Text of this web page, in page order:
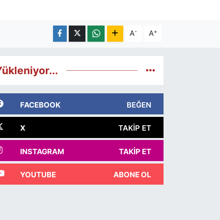
A- A+
FACEBOOK BEĞEN
X TAKIP ET
INSTAGRAM TAKIP ET
YOUTUBE ABONE OL